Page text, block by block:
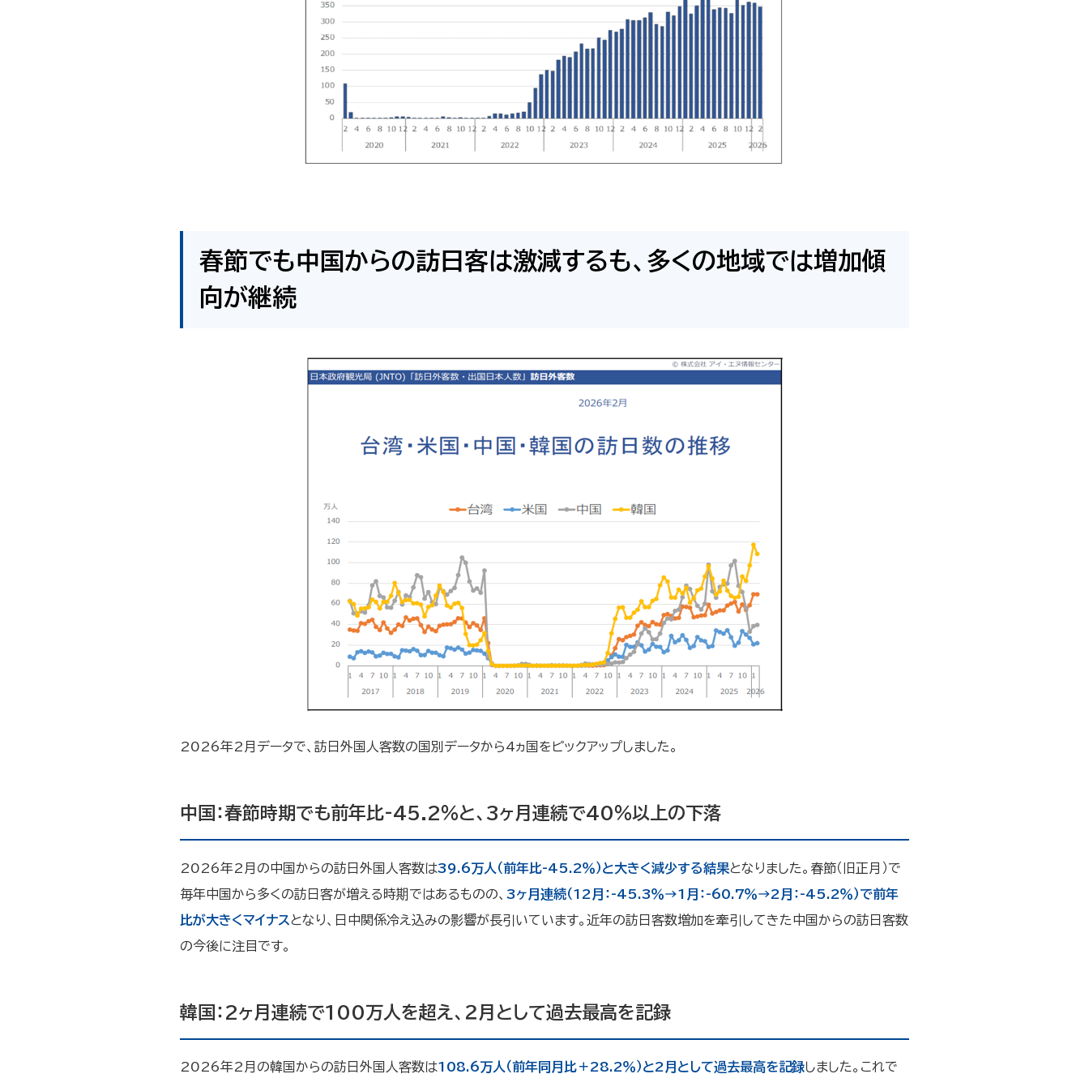
春節でも中国からの訪日客は激減するも、多くの地域では増加傾
向が継続
2026年2月データで、訪日外国人客数の国別データから4ヵ国をピックアップしました。
中国：春節時期でも前年比-45.2％と、3ヶ月連続で40％以上の下落
2026年2月の中国からの訪日外国人客数は39.6万人（前年比-45.2％）と大きく減少する結果となりました。春節（旧正月）で
毎年中国から多くの訪日客が増える時期ではあるものの、 3ヶ月連続（12月：-45.3％→1月：-60.7％→2月：-45.2％）で前年
比が大きくマイナス となり、日中関係冷え込みの影響が長引いています。近年の訪日客数増加を牽引してきた中国からの訪日客数
の今後に注目です。
韓国：2ヶ月連続で100万人を超え、２月として過去最高を記録
2026年2月の韓国からの訪日外国人客数は108.6万人（前年同月比＋28.2％）と2月として過去最高を記録しました。これで